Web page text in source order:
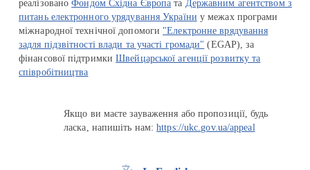
реалізованоФондом Східна Європа та Державним агентством з
питань електронного урядування України у межах програми
міжнародної технічної допомоги "Електронне врядування
задля підзвітності влади та участі громади" (EGAP), за
фінансової підтримкиШвейцарської агенції розвитку та
співробітництва
Якщо ви маєте зауваження або пропозиції, будь
ласка, напишіть нам:https://ukc.gov.ua/appeal